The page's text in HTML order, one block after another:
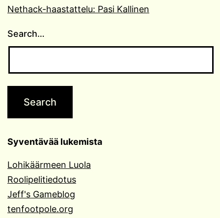
Nethack-haastattelu: Pasi Kallinen
Search…
Syventävää lukemista
Lohikäärmeen Luola
Roolipelitiedotus
Jeff's Gameblog
tenfootpole.org